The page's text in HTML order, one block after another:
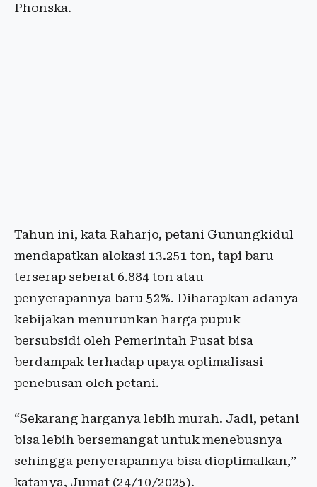
Phonska.
Tahun ini, kata Raharjo, petani Gunungkidul
mendapatkan alokasi 13.251 ton, tapi baru
terserap seberat 6.884 ton atau
penyerapannya baru 52%. Diharapkan adanya
kebijakan menurunkan harga pupuk
bersubsidi oleh Pemerintah Pusat bisa
berdampak terhadap upaya optimalisasi
penebusan oleh petani.
“Sekarang harganya lebih murah. Jadi, petani
bisa lebih bersemangat untuk menebusnya
sehingga penyerapannya bisa dioptimalkan,”
katanya, Jumat (24/10/2025).